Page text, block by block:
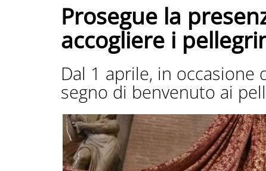
Prosegue la
accogliere i
Dal 1 aprile, in
segno di benvenuto ai